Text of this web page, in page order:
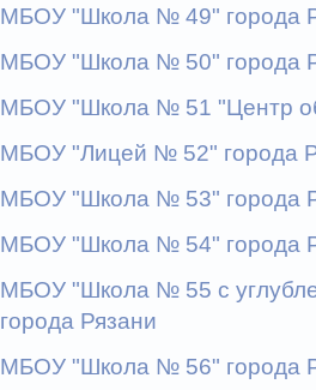
МБОУ "Школа № 49" города
МБОУ "Школа № 50" города
МБОУ "Школа № 51 "Центр
МБОУ "Лицей № 52" города
МБОУ "Школа № 53" города
МБОУ "Школа № 54" города
МБОУ "Школа № 55 с
города Рязани
МБОУ "Школа № 56" города